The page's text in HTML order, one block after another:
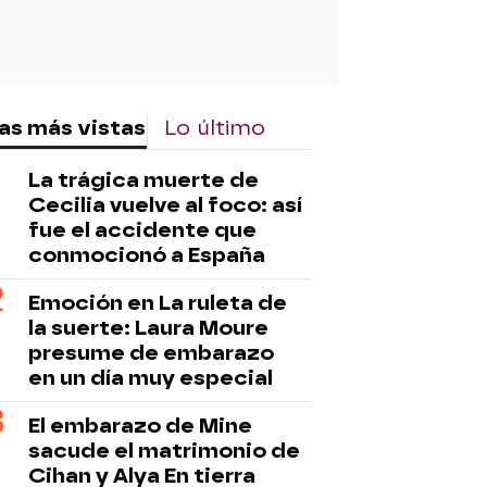
más vistas Lo último
La trágica muerte de
Cecilia vuelve al foco: así
fue el accidente que
conmocionó a España
Emoción en La ruleta de
la suerte: Laura Moure
presume de embarazo
en un día muy especial
El embarazo de Mine
sacude el matrimonio de
Cihan y Alya En tierra